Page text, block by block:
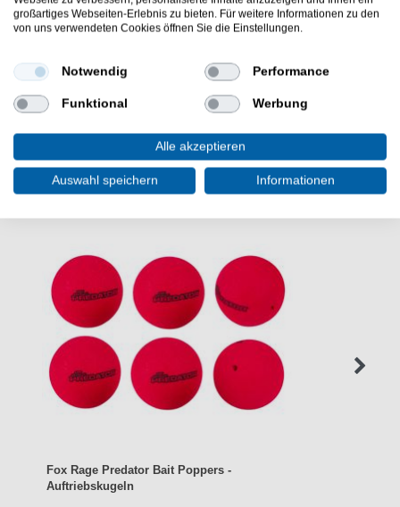
Fox Rage Predator Quick Change Weights sind Bleie für
Hechtmontagen - Fox Rage Predator Quick Change
Raubfischmontagen
WEITERE INTERESSANTE ARTIKEL
Fox Rage Predator Bait Poppers -
Auftriebskugeln
großartiges Webseiten-Erlebnis zu bieten. Für weitere Informationen zu den
von uns verwendeten Cookies öffnen Sie die Einstellungen.
Notwendig Performance
Funktional Werbung
Alle akzeptieren
Auswahl speichern Informationen